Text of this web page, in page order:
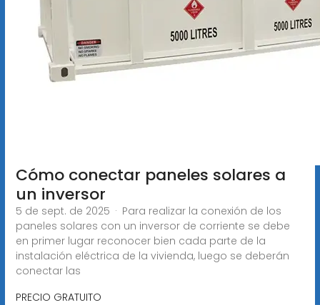
Cómo conectar paneles solares a
un inversor
5 de sept. de 2025 · Para realizar la conexión de los
paneles solares con un inversor de corriente se debe
en primer lugar reconocer bien cada parte de la
instalación eléctrica de la vivienda, luego se deberán
conectar las
PRECIO GRATUITO